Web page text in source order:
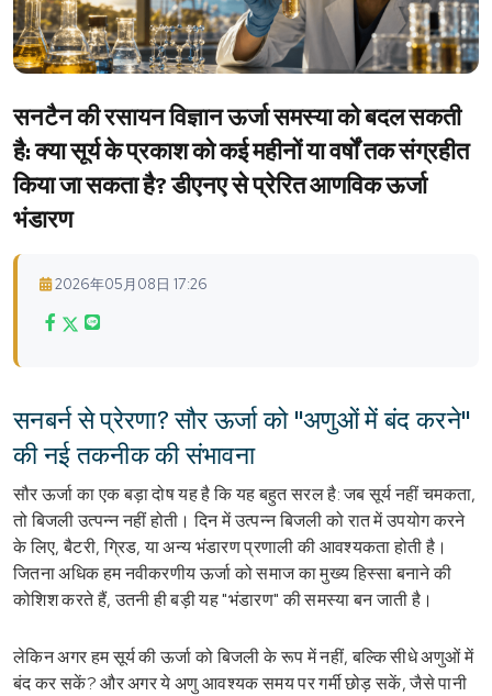
सनटैन की रसायन विज्ञान ऊर्जा समस्या को बदल सकती
है: क्या सूर्य के प्रकाश को कई महीनों या वर्षों तक संग्रहीत
किया जा सकता है? डीएनए से प्रेरित आणविक ऊर्जा
भंडारण
2026年05月08日 17:26
सनबर्न से प्रेरणा? सौर ऊर्जा को "अणुओं में बंद करने"
की नई तकनीक की संभावना
सौर ऊर्जा का एक बड़ा दोष यह है कि यह बहुत सरल है: जब सूर्य नहीं चमकता,
तो बिजली उत्पन्न नहीं होती। दिन में उत्पन्न बिजली को रात में उपयोग करने
के लिए, बैटरी, ग्रिड, या अन्य भंडारण प्रणाली की आवश्यकता होती है।
जितना अधिक हम नवीकरणीय ऊर्जा को समाज का मुख्य हिस्सा बनाने की
कोशिश करते हैं, उतनी ही बड़ी यह "भंडारण" की समस्या बन जाती है।
लेकिन अगर हम सूर्य की ऊर्जा को बिजली के रूप में नहीं, बल्कि सीधे अणुओं में
बंद कर सकें? और अगर ये अणु आवश्यक समय पर गर्मी छोड़ सकें, जैसे पानी